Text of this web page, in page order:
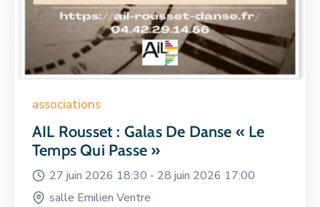
associations
AIL Rousset : Galas De Danse « Le
Temps Qui Passe »
27 juin 2026 18:30 - 28 juin 2026 17:00
salle Emilien Ventre